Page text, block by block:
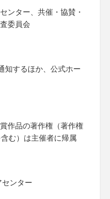
ンター、共催・協賛・
委員会
知するほか、公式ホー
作品の著作権（著作権
む）は主催者に帰属
ンター